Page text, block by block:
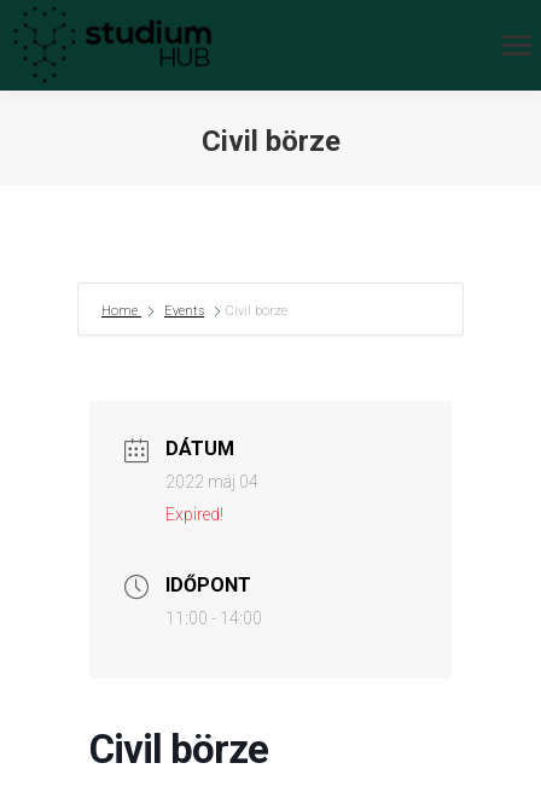
Civil börze
Home Events Civil börze
DÁTUM
2022 máj 04
Expired!
IDŐPONT
11:00 - 14:00
Civil börze